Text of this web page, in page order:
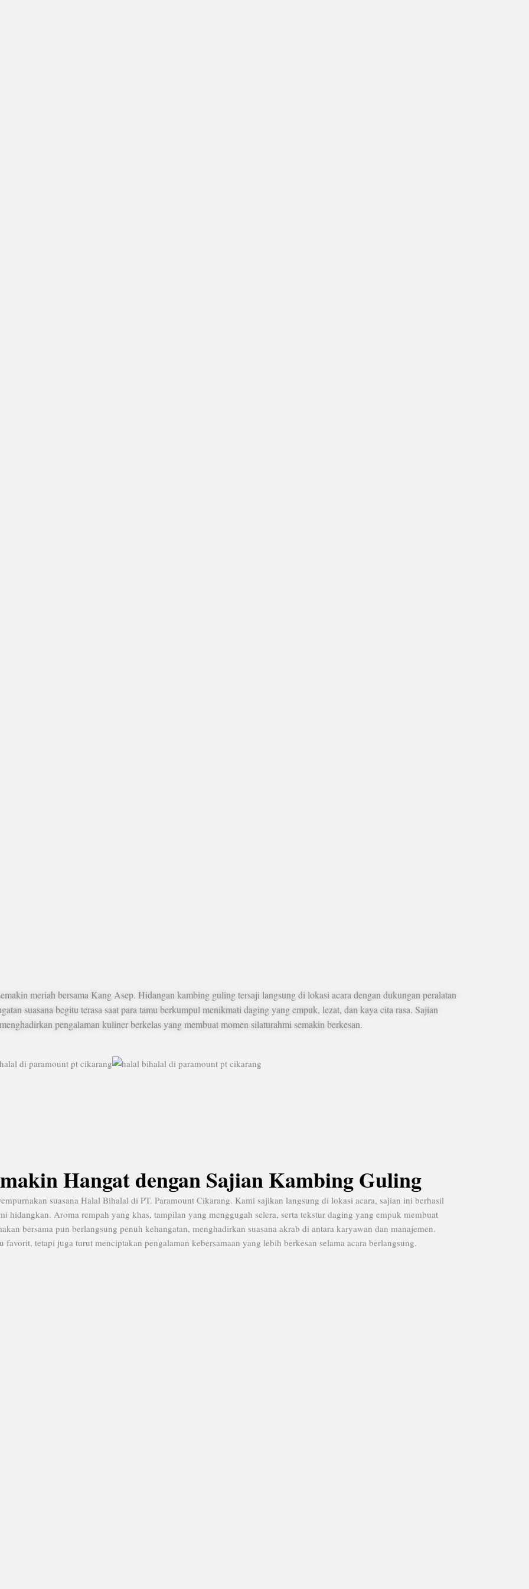
meriah bersama Kang Asep. Hidangan kambing guling tersaji langsung di lokasi acara dengan dukungan peralatan
suasana begitu terasa saat para tamu berkumpul menikmati daging yang empuk, lezat, dan kaya cita rasa. Sajian
pengalaman kuliner berkelas yang membuat momen silaturahmi semakin berkesan.
Hangat dengan Sajian Kambing Guling
suasana Halal Bihalal di PT. Paramount Cikarang. Kami sajikan langsung di lokasi acara, sajian ini berhasil
hidangkan. Aroma rempah yang khas, tampilan yang menggugah selera, serta tekstur daging yang empuk membuat
bersama pun berlangsung penuh kehangatan, menghadirkan suasana akrab di antara karyawan dan manajemen.
tetapi juga turut menciptakan pengalaman kebersamaan yang lebih berkesan selama acara berlangsung.